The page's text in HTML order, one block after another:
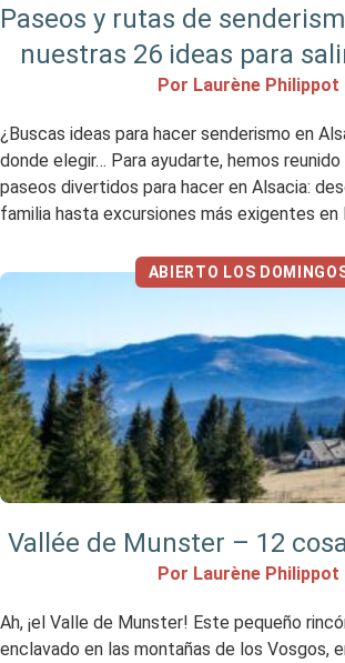
Paseos y rutas de
nuestras 26 ideas para
Por Laurène Philippot
¿Buscas ideas para hacer senderismo en
donde elegir… Para ayudarte, hemos
paseos divertidos para hacer en Alsacia:
familia hasta excursiones más exigentes
paseos en bucle, ¡todos ellos probados […]
ABIERTO LOS
Vallée de Munster – 12
Por Laurène Philippot
Ah, ¡el Valle de Munster! Este pequeño
enclavado en las montañas de los Vosgos,